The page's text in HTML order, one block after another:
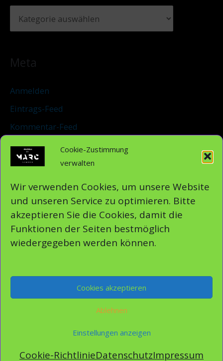
Cookie-Zustimmung
verwalten
Wir verwenden Cookies, um unsere Website
und unseren Service zu optimieren. Bitte
akzeptieren Sie die Cookies, damit die
Funktionen der Seiten bestmöglich
wiedergegeben werden können.
Cookies akzeptieren
Ablehnen
Einstellungen anzeigen
Cookie-RichtlinieDatenschutzImpressum
Meta
Anmelden
Eintrags-Feed
Kommentar-Feed
WordPress.org
Sei auch Du verantwortlich und teile unsere
journalistischen Nachrichten
Copyright © 2026 Ask Marc News | ein Produkt von
Impressum Datenschutz